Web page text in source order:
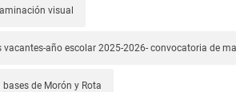
visual
vacantes-año escolar 2025-2026- convocatoria de
bases de Morón y Rota